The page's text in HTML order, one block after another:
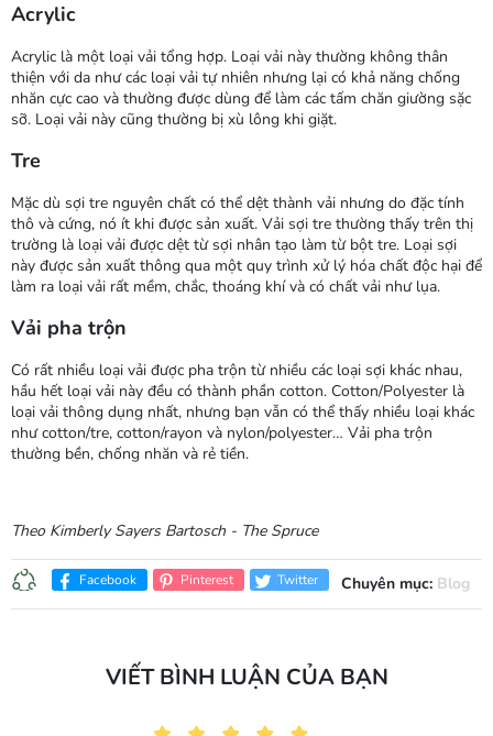
Acrylic
Acrylic là một loại vải tổng hợp. Loại vải này thường không thân
thiện với da như các loại vải tự nhiên nhưng lại có khả năng chống
nhăn cực cao và thường được dùng để làm các tấm chăn giường sặc
sỡ. Loại vải này cũng thường bị xù lông khi giặt.
Tre
Mặc dù sợi tre nguyên chất có thể dệt thành vải nhưng do đặc tính
thô và cứng, nó ít khi được sản xuất. Vải sợi tre thường thấy trên thị
trường là loại vải được dệt từ sợi nhân tạo làm từ bột tre. Loại sợi
này được sản xuất thông qua một quy trình xử lý hóa chất độc hại để
làm ra loại vải rất mềm, chắc, thoáng khí và có chất vải như lụa.
Vải pha trộn
Có rất nhiều loại vải được pha trộn từ nhiều các loại sợi khác nhau,
hầu hết loại vải này đều có thành phần cotton. Cotton/Polyester là
loại vải thông dụng nhất, nhưng bạn vẫn có thể thấy nhiều loại khác
như cotton/tre, cotton/rayon và nylon/polyester… Vải pha trộn
thường bền, chống nhăn và rẻ tiền.
Theo Kimberly Sayers Bartosch - The Spruce
Facebook Pinterest Twitter Chuyên mục: Blog
VIẾT BÌNH LUẬN CỦA BẠN